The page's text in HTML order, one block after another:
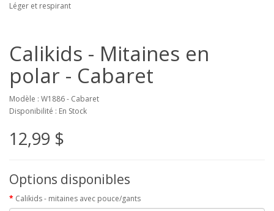
Léger et respirant
Calikids - Mitaines en
polar - Cabaret
Modèle : W1886 - Cabaret
Disponibilité : En Stock
12,99 $
Options disponibles
Calikids - mitaines avec pouce/gants